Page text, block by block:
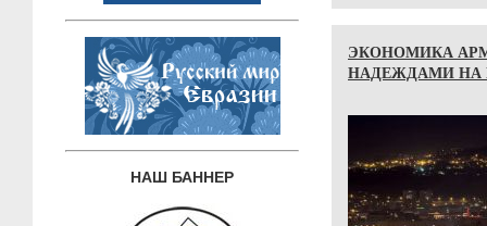
НАШ БАННЕР
ЭКОНОМИКА
НАДЕЖДАМИ НА